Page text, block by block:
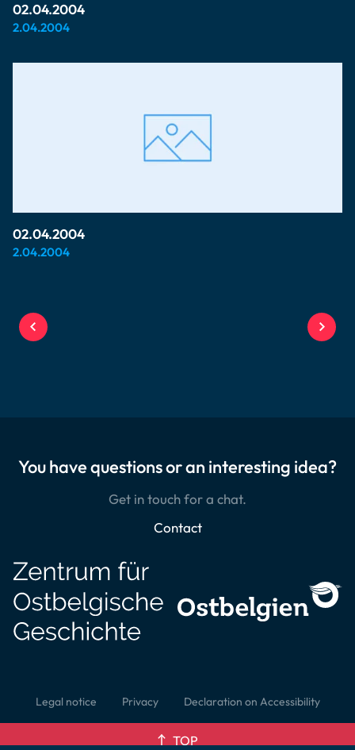
02.04.2004
2.04.2004
02.04.2004
2.04.2004
You have questions or an interesting idea?
Get in touch for a chat.
Contact
Legal notice Privacy Declaration on Accessibility
TOP